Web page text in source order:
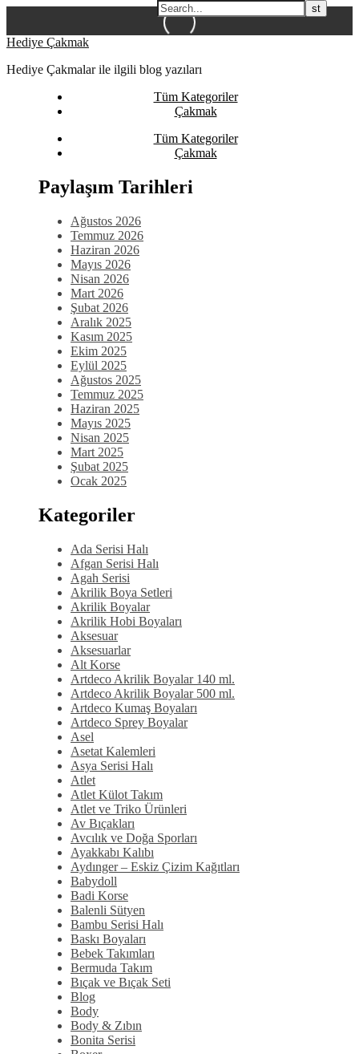
Skip
content
Hediye Çakmak
Hediye Çakmalar ile ilgili blog yazıları
Tüm Kategoriler
Çakmak
Tüm Kategoriler
Çakmak
Paylaşım Tarihleri
Ağustos 2026
Temmuz 2026
Haziran 2026
Mayıs 2026
Nisan 2026
Mart 2026
Şubat 2026
Aralık 2025
Kasım 2025
Ekim 2025
Eylül 2025
Ağustos 2025
Temmuz 2025
Haziran 2025
Mayıs 2025
Nisan 2025
Mart 2025
Şubat 2025
Ocak 2025
Kategoriler
Ada Serisi Halı
Afgan Serisi Halı
Agah Serisi
Akrilik Boya Setleri
Akrilik Boyalar
Akrilik Hobi Boyaları
Aksesuar
Aksesuarlar
Alt Korse
Artdeco Akrilik Boyalar 140 ml.
Artdeco Akrilik Boyalar 500 ml.
Artdeco Kumaş Boyaları
Artdeco Sprey Boyalar
Asel
Asetat Kalemleri
Asya Serisi Halı
Atlet
Atlet Külot Takım
Atlet ve Triko Ürünleri
Av Bıçakları
Avcılık ve Doğa Sporları
Ayakkabı Kalıbı
Aydınger – Eskiz Çizim Kağıtları
Babydoll
Badi Korse
Balenli Sütyen
Bambu Serisi Halı
Baskı Boyaları
Bebek Takımları
Bermuda Takım
Bıçak ve Bıçak Seti
Blog
Body
Body & Zıbın
Bonita Serisi